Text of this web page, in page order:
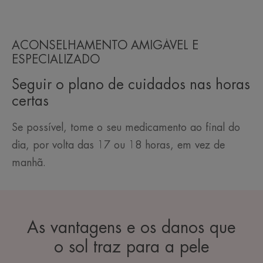
ACONSELHAMENTO AMIGÁVEL E
ESPECIALIZADO
Seguir o plano de cuidados nas horas
certas
Se possível, tome o seu medicamento ao final do
dia, por volta das 17 ou 18 horas, em vez de
manhã.
As vantagens e os danos que
o sol traz para a pele